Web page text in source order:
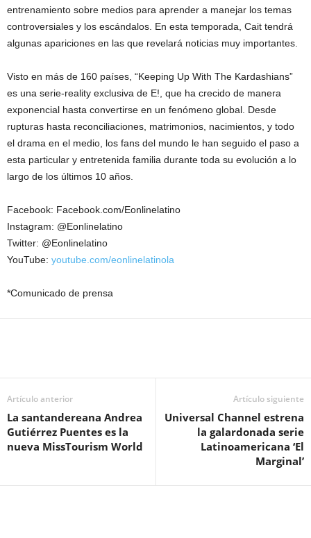
entrenamiento sobre medios para aprender a manejar los temas
controversiales y los escándalos. En esta temporada, Cait tendrá
algunas apariciones en las que revelará noticias muy importantes.
Visto en más de 160 países, “Keeping Up With The Kardashians”
es una serie-reality exclusiva de E!, que ha crecido de manera
exponencial hasta convertirse en un fenómeno global. Desde
rupturas hasta reconciliaciones, matrimonios, nacimientos, y todo
el drama en el medio, los fans del mundo le han seguido el paso a
esta particular y entretenida familia durante toda su evolución a lo
largo de los últimos 10 años.
Facebook: Facebook.com/Eonlinelatino
Instagram: @Eonlinelatino
Twitter: @Eonlinelatino
YouTube: youtube.com/eonlinelatinola
*Comunicado de prensa
Artículo anterior
La santandereana Andrea
Gutiérrez Puentes es la
nueva MissTourism World
Artículo siguiente
Universal Channel estrena
la galardonada serie
Latinoamericana ‘El
Marginal’